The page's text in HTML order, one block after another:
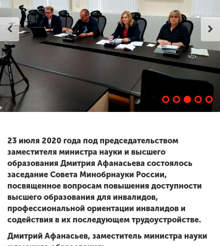
23 июля 2020 года под председательством
заместителя министра науки и высшего
образования Дмитрия Афанасьева состоялось
заседание Совета Минобрнауки России,
посвященное вопросам повышения доступности
высшего образования для инвалидов,
профессиональной ориентации инвалидов и
содействия в их последующем трудоустройстве.
Дмитрий Афанасьев, заместитель министра науки